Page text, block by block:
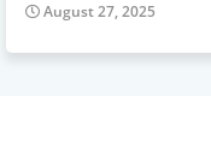
August 27, 2025